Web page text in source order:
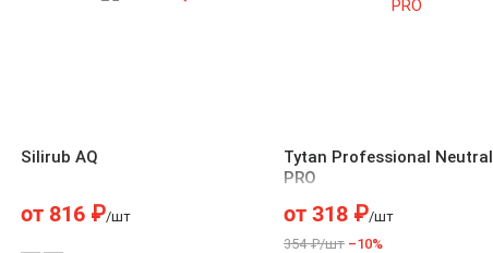
Silirub AQ
от 816₽/шт
Tytan Professional Neutral
PRO
от318 ₽/шт
354 ₽/шт –10%